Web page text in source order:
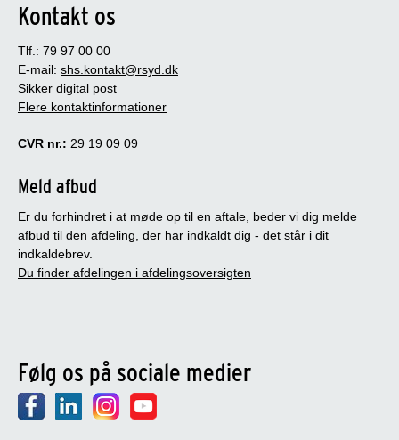
Kontakt os
Tlf.: 79 97 00 00
E-mail: shs.kontakt@rsyd.dk
Sikker digital post
Flere kontaktinformationer
CVR nr.: 29 19 09 09
Meld afbud
Er du forhindret i at møde op til en aftale, beder vi dig melde
afbud til den afdeling, der har indkaldt dig - det står i dit
indkaldebrev.
Du finder afdelingen i afdelingsoversigten
Følg os på sociale medier